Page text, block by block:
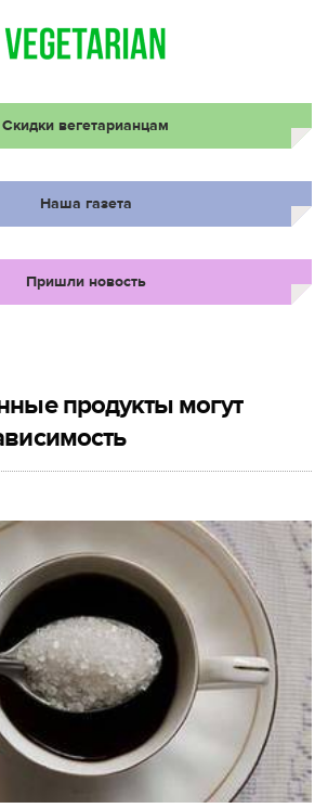
Скидки вегетарианцам
Наша газета
Пришли новость
продукты могут